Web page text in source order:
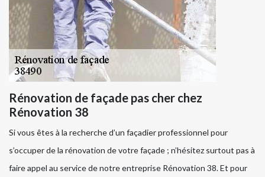
Rénovation de façade pas cher chez
Rénovation 38
Si vous êtes à la recherche d’un façadier professionnel pour
s’occuper de la rénovation de votre façade ; n’hésitez surtout pas à
faire appel au service de notre entreprise Rénovation 38. Et pour